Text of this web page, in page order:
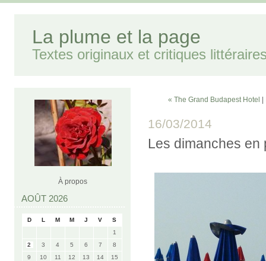
La plume et la page
Textes originaux et critiques
À propos
AOÛT 2026
D L M M J V
S
1
2
3 4 5 6 7
8
9
10 11 12 13 14
15
« The Grand Budapest Hotel
16/03/2014
Les dimanches en